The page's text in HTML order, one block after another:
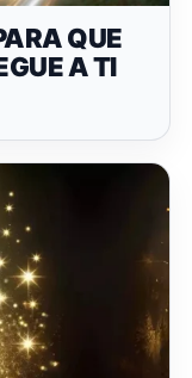
QUE
A TI